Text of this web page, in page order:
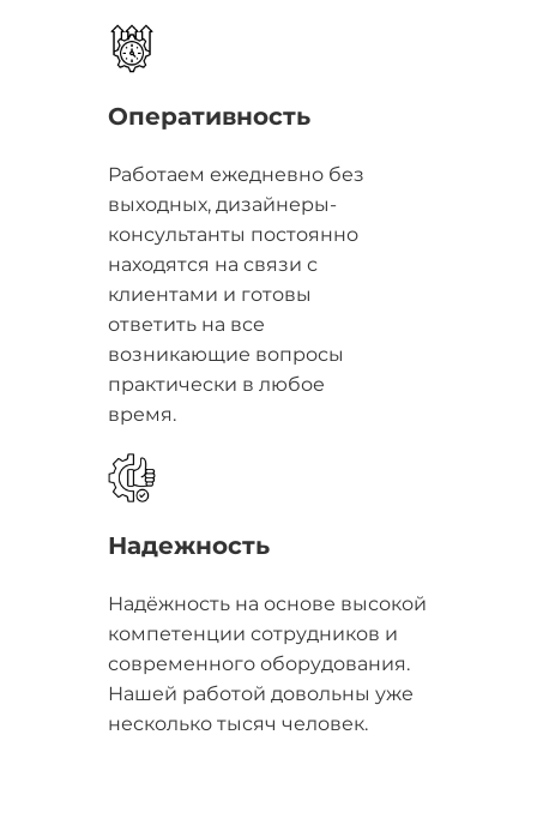
Оперативность
Работаем ежедневно без
выходных, дизайнеры-
консультанты постоянно
находятся на связи с
клиентами и готовы
ответить на все
возникающие вопросы
практически в любое
время.
Надежность
Надёжность на основе высокой
компетенции сотрудников и
современного оборудования.
Нашей работой довольны уже
несколько тысяч человек.